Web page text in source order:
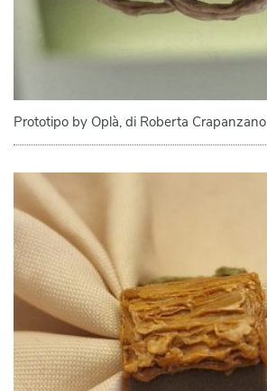
Prototipo by Oplà, di Roberta Crapanzano